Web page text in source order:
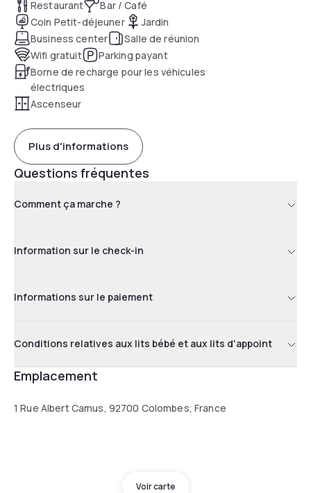
Restaurant
Bar / Café
Coin Petit-déjeuner
Jardin
Business center
Salle de réunion
Wifi gratuit
Parking payant
Borne de recharge pour les véhicules
électriques
Ascenseur
Plus d'informations
Questions fréquentes
Comment ça marche ?
Information sur le check-in
Informations sur le paiement
Conditions relatives aux lits bébé et aux lits d'appoint
Emplacement
1 Rue Albert Camus, 92700 Colombes, France
Voir carte